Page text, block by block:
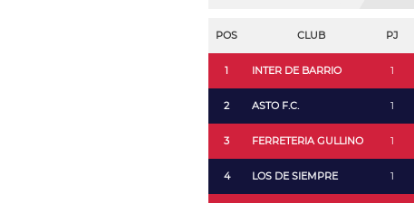
POS CLUB PJ
1 INTER DE BARRIO 1
2 ASTO F.C. 1
3 FERRETERIA GULLINO 1
4 LOS DE SIEMPRE 1